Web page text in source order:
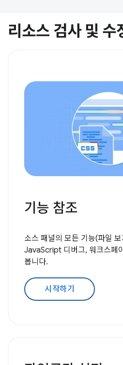
리소스 검사 및 수
기능 참조
소스 패널의 모든 기능(파일
JavaScript 디버그, 워크스페
봅니다.
시작하기